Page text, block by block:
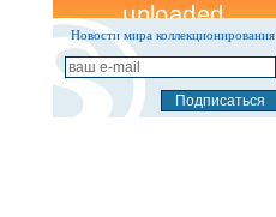
Новости мира коллекционирования